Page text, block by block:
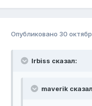
Опубликовано 30
Irbiss сказал:
maverik